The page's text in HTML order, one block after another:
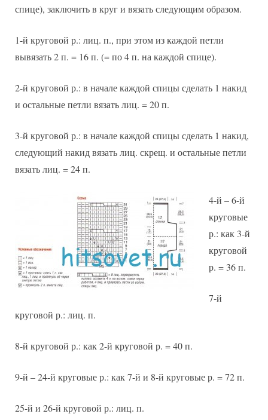
спице), заключить в круг и вязать следующим образом.
1-й круговой р.: лиц. п., при этом из каждой петли
вывязать 2 п. = 16 п. (= по 4 п. на каждой спице).
2-й круговой р.: в начале каждой спицы сделать 1 накид
и остальные петли вязать лиц. = 20 п.
3-й круговой р.: в начале каждой спицы сделать 1 накид,
следующий накид вязать лиц. скрещ. и остальные петли
вязать лиц. = 24 п.
4-й – 6-й
круговые
р.: как 3-й
круговой
р. = 36 п.
7-й
круговой р.: лиц. п.
8-й круговой р.: как 2-й круговой р. = 40 п.
9-й – 24-й круговые р.: как 7-й и 8-й круговые р. = 72 п.
25-й и 26-й круговой р.: лиц. п.